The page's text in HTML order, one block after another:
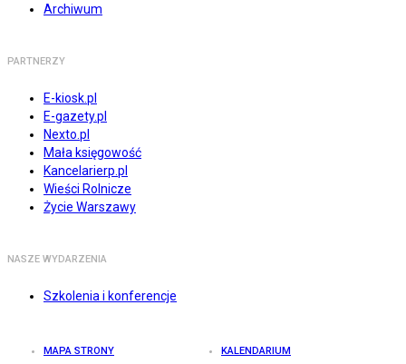
Archiwum
PARTNERZY
E-kiosk.pl
E-gazety.pl
Nexto.pl
Mała księgowość
Kancelarierp.pl
Wieści Rolnicze
Życie Warszawy
NASZE WYDARZENIA
Szkolenia i konferencje
MAPA STRONY KALENDARIUM